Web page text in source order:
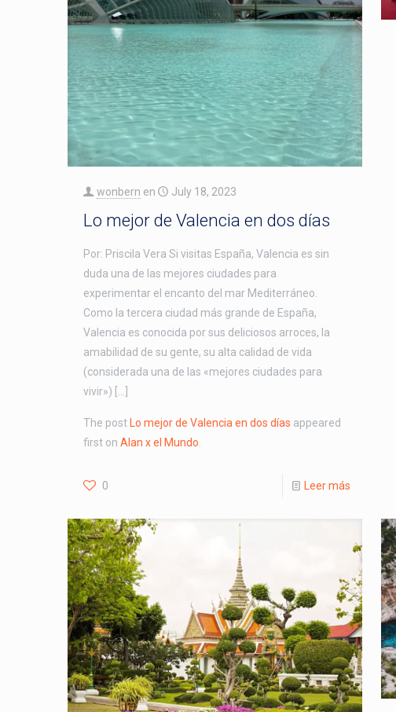
wonbern en July 18, 2023
Lo mejor de Valencia en dos días
Por: Priscila Vera Si visitas España, Valencia es sin
duda una de las mejores ciudades para
experimentar el encanto del mar Mediterráneo.
Como la tercera ciudad más grande de España,
Valencia es conocida por sus deliciosos arroces, la
amabilidad de su gente, su alta calidad de vida
(considerada una de las «mejores ciudades para
vivir») […]
The post Lo mejor de Valencia en dos días appeared
first on Alan x el Mundo.
0 Leer más